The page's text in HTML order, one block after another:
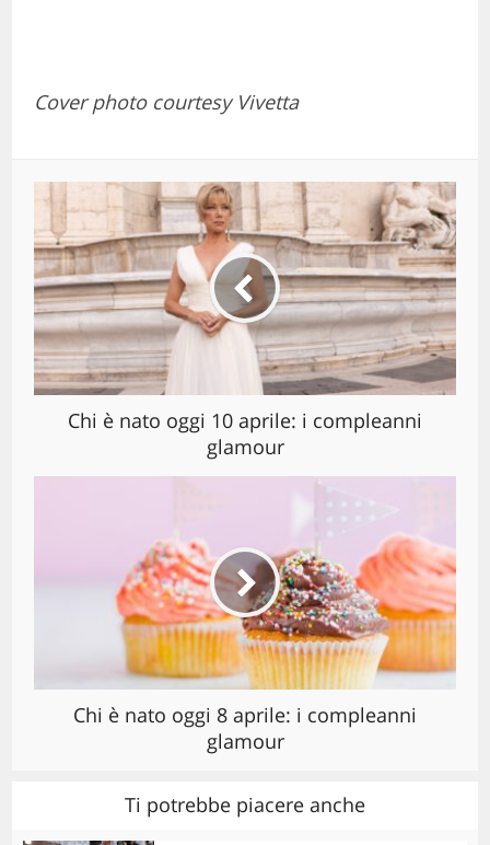
Cover photo courtesy Vivetta
Chi è nato oggi 10 aprile: i compleanni
glamour
Chi è nato oggi 8 aprile: i compleanni
glamour
Ti potrebbe piacere anche